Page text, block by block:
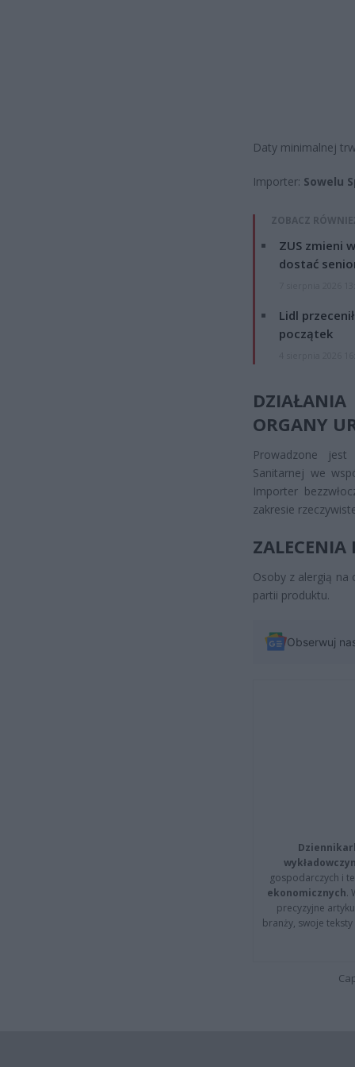
Daty minimalnej
Importer: Sowelu
ZOBACZ
ZUS zmieni
dostać
Lidl
początek
DZIAŁANIA
ORGANY
Prowadzone jest
Sanitarnej we
Importer
zakresie
Osoby z alergią na
partii produktu.
Obserwuj
gospodarczych i
ekonomicznych.
precyzyjne
branży, swoje